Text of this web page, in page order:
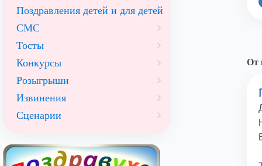
От
Поздравления детей и для детей
СМС
Тосты
Конкурсы
Розыгрыши
Извинения
Сценарии